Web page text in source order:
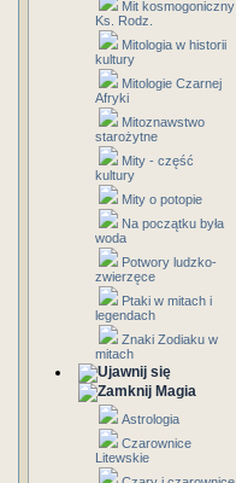
Mit kosmogoniczny
Ks. Rodz.
Mitologia w historii
kultury
Mitologie Czarnej
Afryki
Mitoznawstwo
starożytne
Mity - część
kultury
Mity o potopie
Na początku była
woda
Potwory ludzko-
zwierzęce
Ptaki w mitach i
legendach
Znaki Zodiaku w
mitach
Magia
Astrologia
Czarownice
Litewskie